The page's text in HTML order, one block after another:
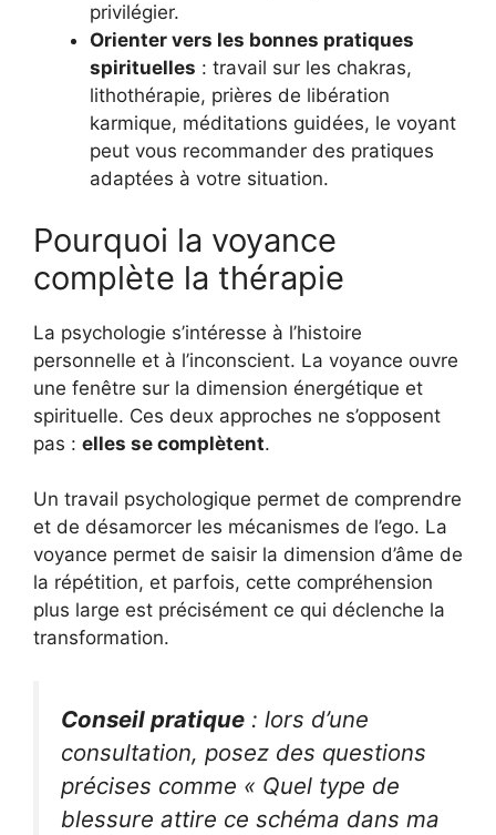
privilégier.
Orienter vers les bonnes pratiques
spirituelles : travail sur les chakras,
lithothérapie, prières de libération
karmique, méditations guidées, le voyant
peut vous recommander des pratiques
adaptées à votre situation.
Pourquoi la voyance
complète la thérapie
La psychologie s’intéresse à l’histoire
personnelle et à l’inconscient. La voyance ouvre
une fenêtre sur la dimension énergétique et
spirituelle. Ces deux approches ne s’opposent
pas : elles se complètent.
Un travail psychologique permet de comprendre
et de désamorcer les mécanismes de l’ego. La
voyance permet de saisir la dimension d’âme de
la répétition, et parfois, cette compréhension
plus large est précisément ce qui déclenche la
transformation.
Conseil pratique : lors d’une
consultation, posez des questions
précises comme « Quel type de
blessure attire ce schéma dans ma